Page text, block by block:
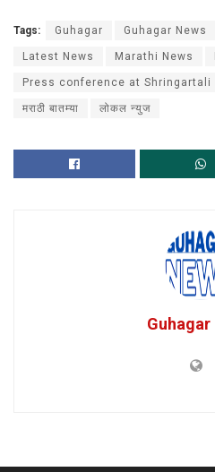
Tags: Guhagar Guhagar News
Latest News Marathi News
Press conference at Shringartali
मराठी बातम्या लोकल न्युज
Guhagar